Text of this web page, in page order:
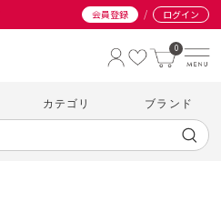
会員登録 / ログイン
0
カテゴリ ブランド